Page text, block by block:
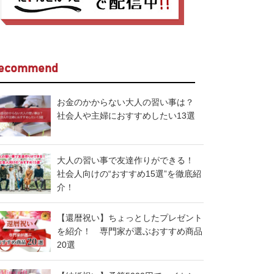
お金のかからない大人の習い事は？
社会人や主婦におすすめしたい13選
大人の習い事で友達作りができる！
社会人向けの“おすすめ15選”を徹底紹
介！
【還暦祝い】ちょっとしたプレゼント
を紹介！ 専門家が選ぶおすすめ商品
20選